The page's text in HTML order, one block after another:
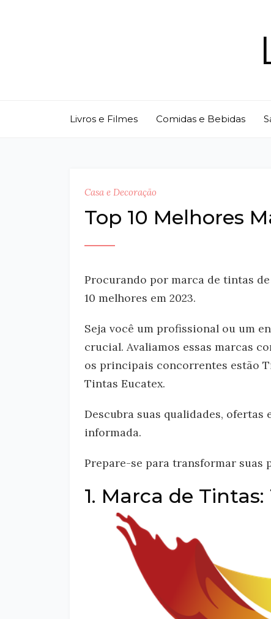
Livros e Filmes Comidas e Bebidas
Casa e Decoração
Top 10 Melhores
Procurando por marca de tintas
10 melhores em 2023.
Seja você um profissional ou um
crucial. Avaliamos essas marcas
os principais concorrentes estão
Tintas Eucatex.
Descubra suas qualidades,
informada.
Prepare-se para transformar suas
1. Marca de